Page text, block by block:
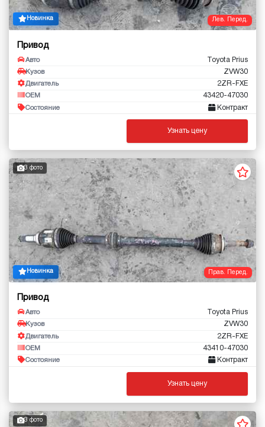
Лев. Перед.
Новинка
Привод
Авто Toyota Prius
Кузов ZVW30
Двигатель 2ZR-FXE
OEM 43420-47030
Состояние Контракт
Узнать цену
Прав. Перед.
3 фото
Новинка
Привод
Авто Toyota Prius
Кузов ZVW30
Двигатель 2ZR-FXE
OEM 43410-47030
Состояние Контракт
Узнать цену
3 фото